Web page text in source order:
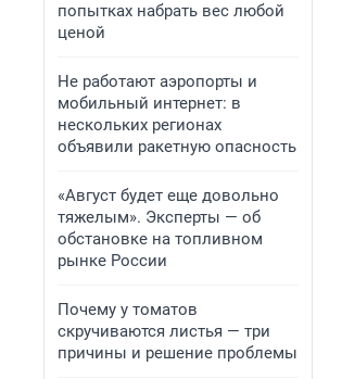
попытках набрать вес любой
ценой
Не работают аэропорты и
мобильный интернет: в
нескольких регионах
объявили ракетную опасность
«Август будет еще довольно
тяжелым». Эксперты — об
обстановке на топливном
рынке России
Почему у томатов
скручиваются листья — три
причины и решение проблемы